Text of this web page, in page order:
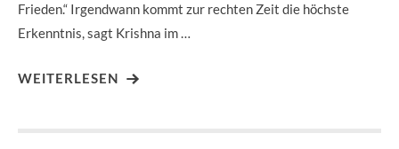
Frieden.“ Irgendwann kommt zur rechten Zeit die höchste
Erkenntnis, sagt Krishna im …
WEITERLESEN